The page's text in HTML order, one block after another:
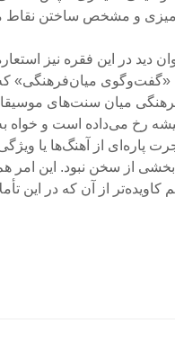
و مشخص ساختن
در این فقره نیز
«گفت‌وگوی میان‌فرهنگی»
فرهنگی میان سنت‌های
رخ می‌داده است و خواه
پاره‌ای از آهنگ‌ها یا
از سخن نبود. این امر
از آن که در این